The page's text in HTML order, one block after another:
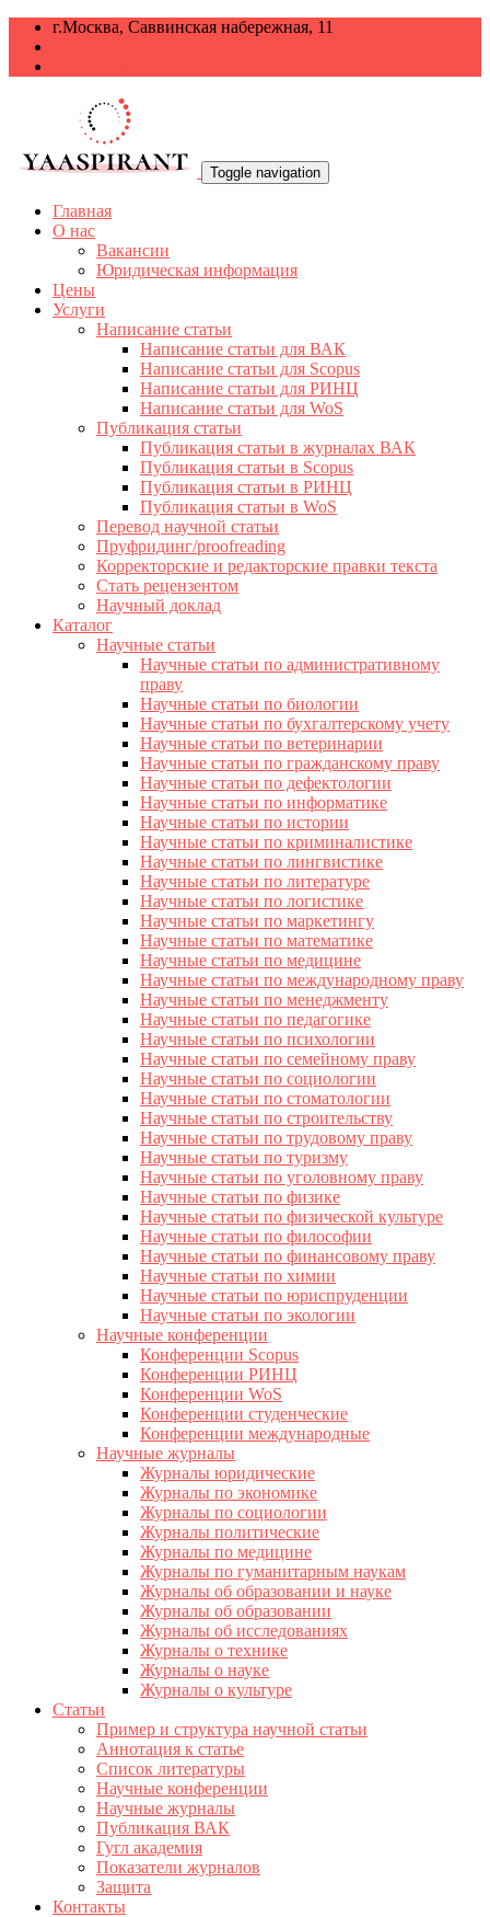
г.Москва, Саввинская набережная, 11
Toggle navigation
Главная
О нас
Вакансии
Юридическая информация
Цены
Услуги
Написание статьи
Написание статьи для ВАК
Написание статьи для Scopus
Написание статьи для РИНЦ
Написание статьи для WoS
Публикация статьи
Публикация статьи в журналах ВАК
Публикация статьи в Scopus
Публикация статьи в РИНЦ
Публикация статьи в WoS
Перевод научной статьи
Пруфридинг/proofreading
Корректорские и редакторские правки текста
Стать рецензентом
Научный доклад
Каталог
Научные статьи
Научные статьи по административному
праву
Научные статьи по биологии
Научные статьи по бухгалтерскому учету
Научные статьи по ветеринарии
Научные статьи по гражданскому праву
Научные статьи по дефектологии
Научные статьи по информатике
Научные статьи по истории
Научные статьи по криминалистике
Научные статьи по лингвистике
Научные статьи по литературе
Научные статьи по логистике
Научные статьи по маркетингу
Научные статьи по математике
Научные статьи по медицине
Научные статьи по международному праву
Научные статьи по менеджменту
Научные статьи по педагогике
Научные статьи по психологии
Научные статьи по семейному праву
Научные статьи по социологии
Научные статьи по стоматологии
Научные статьи по строительству
Научные статьи по трудовому праву
Научные статьи по туризму
Научные статьи по уголовному праву
Научные статьи по физике
Научные статьи по физической культуре
Научные статьи по философии
Научные статьи по финансовому праву
Научные статьи по химии
Научные статьи по юриспруденции
Научные статьи по экологии
Научные конференции
Конференции Scopus
Конференции РИНЦ
Конференции WoS
Конференции студенческие
Конференции международные
Научные журналы
Журналы юридические
Журналы по экономике
Журналы по социологии
Журналы политические
Журналы по медицине
Журналы по гуманитарным наукам
Журналы об образовании и науке
Журналы об образовании
Журналы об исследованиях
Журналы о технике
Журналы о науке
Журналы о культуре
Статьи
Пример и структура научной статьи
Аннотация к статье
Список литературы
Научные конференции
Научные журналы
Публикация ВАК
Гугл академия
Показатели журналов
Защита
Контакты